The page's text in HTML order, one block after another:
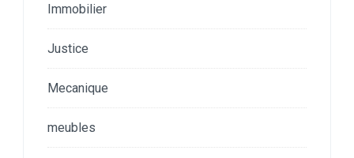
Immobilier
Justice
Mecanique
meubles